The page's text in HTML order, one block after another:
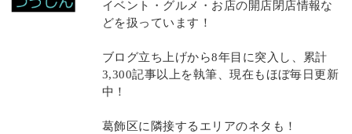
イベント・グルメ・お店の開店閉店情報な
どを扱っています！
ブログ立ち上げから8年目に突入し、累計
3,300記事以上を執筆、現在もほぼ毎日更新
中！
葛飾区に隣接するエリアのネタも！